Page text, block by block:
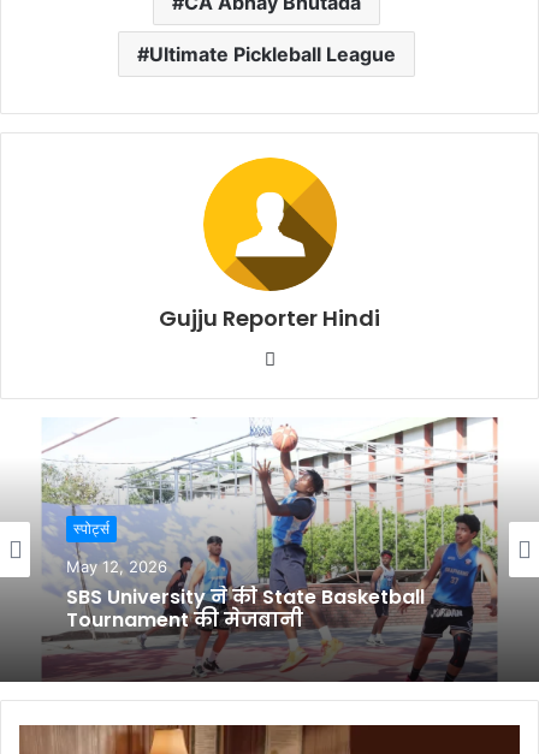
Ultimate Pickleball League
Gujju Reporter Hindi
s
i
t
e
स्पोर्ट्स
May 12, 2026
SBS University ने की State Basketball
Tournament की मेजबानी
स्पोर्ट्स
May 12, 2026
मध्य भारत के सबसे बड़े मैथ्स कैलकुलेशन
प्रदर्शन